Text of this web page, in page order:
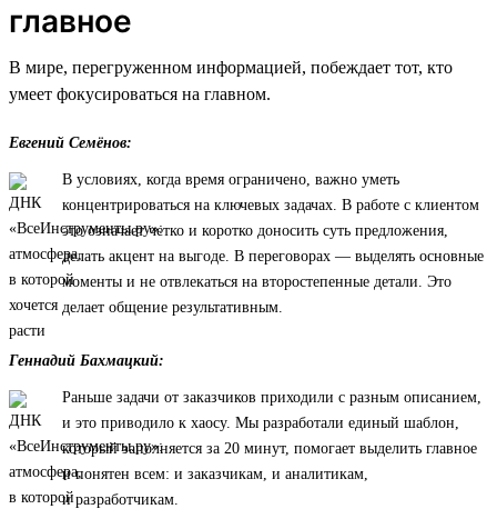
главное
В мире, перегруженном информацией, побеждает тот, кто
умеет фокусироваться на главном.
Евгений Семёнов:
В условиях, когда время ограничено, важно уметь
концентрироваться на ключевых задачах. В работе с клиентом
это означает четко и коротко доносить суть предложения,
делать акцент на выгоде. В переговорах — выделять основные
моменты и не отвлекаться на второстепенные детали. Это
делает общение результативным.
Геннадий Бахмацкий:
Раньше задачи от заказчиков приходили с разным описанием,
и это приводило к хаосу. Мы разработали единый шаблон,
который заполняется за 20 минут, помогает выделить главное
и понятен всем: и заказчикам, и аналитикам,
и разработчикам.